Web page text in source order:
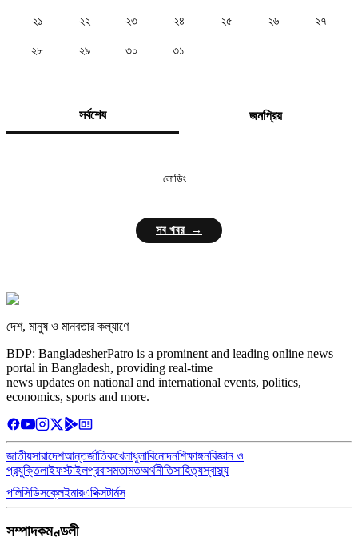
২১ ২২ ২৩ ২৪ ২৫ ২৬ ২৭
২৮ ২৯ ৩০ ৩১
সর্বশেষ জনপ্রিয়
লোডিং...
সব খবর →
দেশ, মানুষ ও মানবতার কল্যাণে
BDP: BangladesherPatro is a prominent and leading online news
portal in Bangladesh, providing real-time
news updates on national and international events, politics,
economics, sports and more.
জাতীয়সারাদেশআন্তর্জাতিকখেলাধুলাবিনোদনশিক্ষাঙ্গনবিজ্ঞান ও
প্রযুক্তিলাইফস্টাইলপ্রবাসমতামতঅর্থনীতিসাহিত্যস্বাস্থ্য
পলিসিডিসক্লেইমারএথিক্সটার্মস
সম্পাদকমণ্ডলী